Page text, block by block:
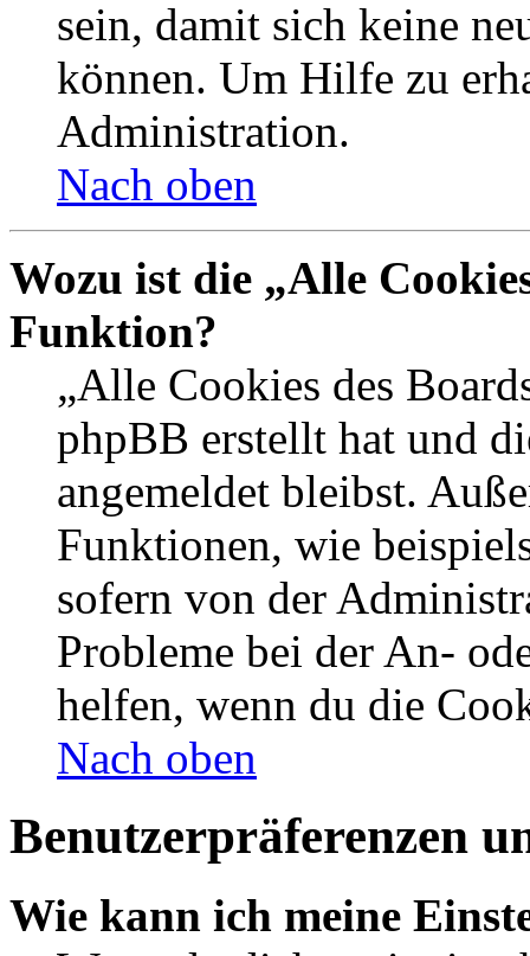
sein, damit sich keine
können. Um Hilfe zu
Administration.
Nach oben
Wozu ist die „Alle
Funktion?
„Alle Cookies des
phpBB erstellt hat und
angemeldet bleibst.
Funktionen, wie
sofern von der
Probleme bei der An-
helfen, wenn du die
Nach oben
Benutzerpräferenzen
Wie kann ich meine